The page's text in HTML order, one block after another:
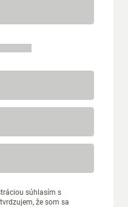
súhlasím s
že som sa